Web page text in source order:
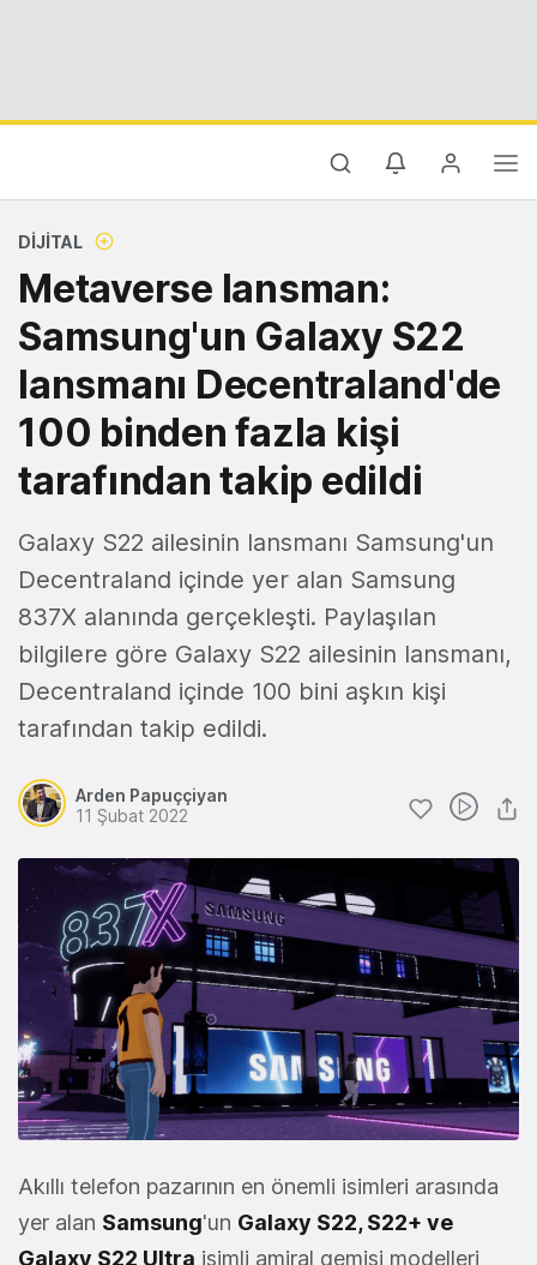
DIJITAL
Metaverse lansman:
Samsung'un Galaxy S22
lansmanı Decentraland'de
100 binden fazla kişi
tarafından takip edildi
Galaxy S22 ailesinin lansmanı Samsung'un
Decentraland içinde yer alan Samsung
837X alanında gerçekleşti. Paylaşılan
bilgilere göre Galaxy S22 ailesinin lansmanı,
Decentraland içinde 100 bini aşkın kişi
tarafından takip edildi.
Arden Papuççiyan
11 Şubat 2022
Akıllı telefon pazarının en önemli isimleri arasında
yer alan Samsung'un Galaxy S22, S22+ ve
Galaxy S22 Ultra isimli amiral gemisi modelleri